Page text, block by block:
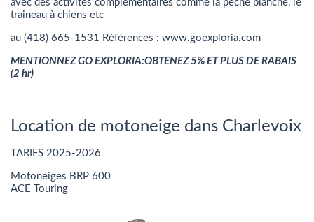
avec des activités complémentaires comme la pêche blanche, le
traineau à chiens etc
au (418) 665-1531 Références : www.goexploria.com
MENTIONNEZ GO EXPLORIA:OBTENEZ 5% ET PLUS DE RABAIS
(2 hr)
Location de motoneige dans Charlevoix
TARIFS 2025-2026
Motoneiges BRP 600
ACE Touring